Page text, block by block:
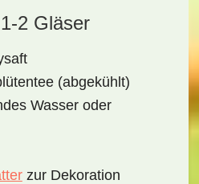
2 Gläser
(abgekühlt)
Wasser oder
zur Dekoration